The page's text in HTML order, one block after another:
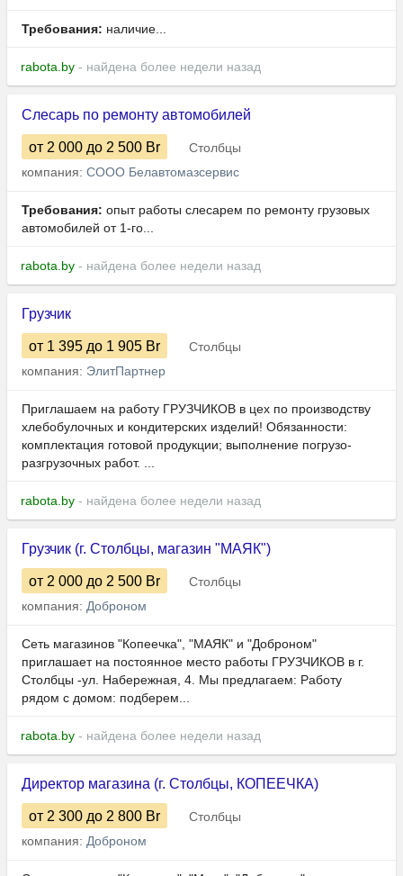
Требования: наличие...
rabota.by - найдена более недели назад
Слесарь по ремонту автомобилей
от 2 000 до 2 500 Br
Столбцы
компания: СООО Белавтомазсервис
Требования: опыт работы слесарем по ремонту грузовых
автомобилей от 1-го...
rabota.by - найдена более недели назад
Грузчик
от 1 395 до 1 905 Br
Столбцы
компания: ЭлитПартнер
Приглашаем на работу ГРУЗЧИКОВ в цех по производству
хлебобулочных и кондитерских изделий! Обязанности:
комплектация готовой продукции; выполнение погрузо-
разгрузочных работ. ...
rabota.by - найдена более недели назад
Грузчик (г. Столбцы, магазин "МАЯК")
от 2 000 до 2 500 Br
Столбцы
компания: Доброном
Сеть магазинов "Копеечка", "МАЯК" и "Доброном"
приглашает на постоянное место работы ГРУЗЧИКОВ в г.
Столбцы -ул. Набережная, 4. Мы предлагаем: Работу
рядом с домом: подберем...
rabota.by - найдена более недели назад
Директор магазина (г. Столбцы, КОПЕЕЧКА)
от 2 300 до 2 800 Br
Столбцы
компания: Доброном